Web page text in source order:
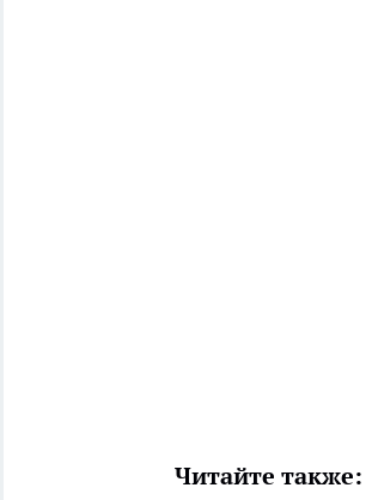
Читайте также: